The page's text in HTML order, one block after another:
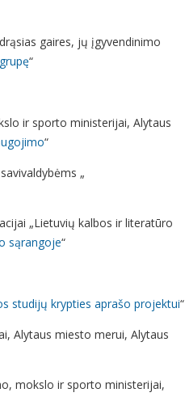
gaires, jų įgyvendinimo
“
ir sporto ministerijai, Alytaus
“
„
„Lietuvių kalbos ir literatūro
sąrangoje“
studijų krypties aprašo projektui“
Alytaus miesto merui, Alytaus
mokslo ir sporto ministerijai,